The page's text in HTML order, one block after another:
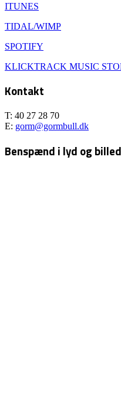
ITUNES
TIDAL/WIMP
SPOTIFY
KLICKTRACK MUSIC
Kontakt
T: 40 27 28 70
E: gorm@gormbull.dk
Benspænd i lyd og